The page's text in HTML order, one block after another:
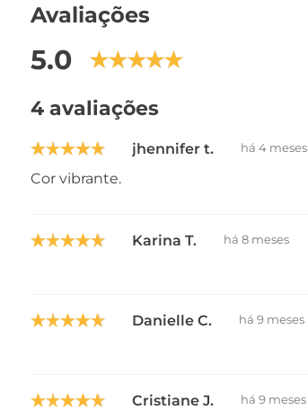
Avaliações
5.0
4 avaliações
jhennifer t. há 4 meses
Cor vibrante.
Karina T. há 8 meses
Danielle C. há 9 meses
Cristiane J. há 9 meses